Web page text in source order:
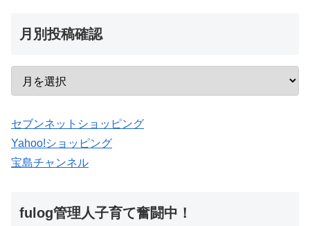
月別投稿確認
セブンネットショッピング
Yahoo!ショッピング
宝島チャンネル
fulog管理人子育て奮闘中！